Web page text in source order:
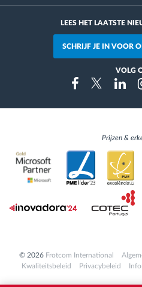
LEES HET LAATSTE
SCHRIJF JE IN VOOR
VOLG
FacebookTwitter
Prijzen &
© 2026 Frotcom International
Kwaliteitsbeleid
Privacybeleid